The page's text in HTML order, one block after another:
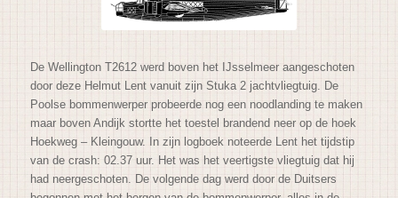
De Wellington T2612 werd boven het IJsselmeer aangeschoten
door deze Helmut Lent vanuit zijn Stuka 2 jachtvliegtuig. De
Poolse bommenwerper probeerde nog een noodlanding te maken
maar boven Andijk stortte het toestel brandend neer op de hoek
Hoekweg – Kleingouw. In zijn logboek noteerde Lent het tijdstip
van de crash: 02.37 uur. Het was het veertigste vliegtuig dat hij
had neergeschoten. De volgende dag werd door de Duitsers